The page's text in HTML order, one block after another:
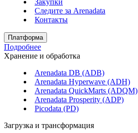
Закупки
Следите за Аrenadata
Контакты
Платформа
Подробнее
Хранение и обработка
Arenadata DB (ADB)
Arenadata Hyperwave (ADH)
Arenadata QuickMarts (ADQM)
Arenadata Prosperity (ADP)
Picodata (PD)
Загрузка и трансформация